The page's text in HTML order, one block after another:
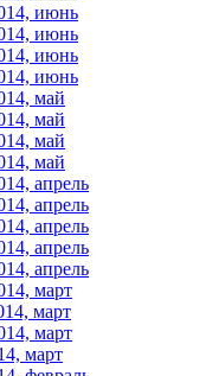
июнь
июнь
июнь
июнь
май
май
май
май
апрель
апрель
апрель
апрель
апрель
март
март
март
март